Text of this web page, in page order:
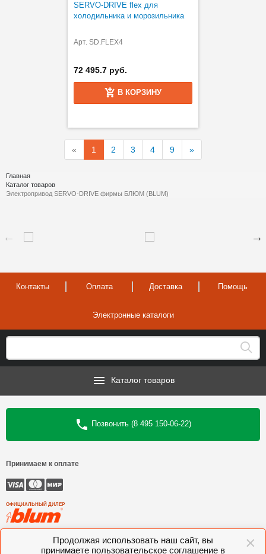
×
Продолжая использовать наш сайт, вы
принимаете пользовательское соглашение в
SERVO-DRIVE flex для
холодильника и морозильника
Арт. SD.FLEX4
72 495.7 руб.
В КОРЗИНУ
« 1 2 3 4 9 »
Главная
Каталог товаров
Электропривод SERVO-DRIVE фирмы БЛЮМ (BLUM)
Контакты Оплата Доставка Помощь
Электронные каталоги
Каталог товаров
Позвонить (8 495 150-06-22)
Принимаем к оплате
ОФИЦИАЛЬНЫЙ ДИЛЕР
Интеркомплект, 2006—2026